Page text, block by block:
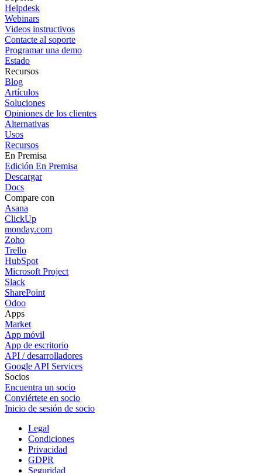
Helpdesk
Webinars
Videos instructivos
Contacte al soporte
Programar una demo
Estado
Recursos
Blog
Artículos
Soluciones
Opiniones de los clientes
Alternativas
Usos
Recursos
En Premisa
Edición En Premisa
Descargar
Docs
Compare con
Asana
ClickUp
monday.com
Zoho
Trello
HubSpot
Microsoft Project
Slack
SharePoint
Odoo
Apps
Market
App móvil
App de escritorio
API / desarrolladores
Google API Services
Socios
Encuentra un socio
Conviértete en socio
Inicio de sesión de socio
Legal
Condiciones
Privacidad
GDPR
Seguridad